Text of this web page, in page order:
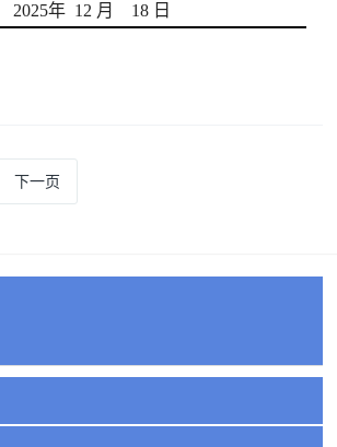
2025年 12 月 18 日
下一页